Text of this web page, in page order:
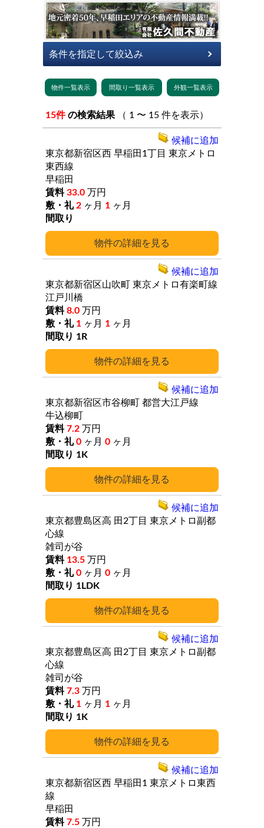
15件 の検索結果 （ 1 〜 15 件を表示）
詳細
東京都新宿区西 早稲田1丁目 東京メトロ
東西線
早稲田
33.0 万円
2 ヶ月 1 ヶ月
候補に追加
詳細
東京都新宿区山吹町 東京メトロ有楽町線
江戸川橋
8.0 万円
1 ヶ月 1 ヶ月
1R
候補に追加
詳細
東京都新宿区市谷柳町 都営大江戸線
牛込柳町
7.2 万円
0 ヶ月 0 ヶ月
1K
候補に追加
詳細
東京都豊島区高 田2丁目 東京メトロ副都
心線
雑司が谷
13.5 万円
0 ヶ月 0 ヶ月
1LDK
候補に追加
詳細
東京都豊島区高 田2丁目 東京メトロ副都
心線
雑司が谷
7.3 万円
1 ヶ月 1 ヶ月
1K
候補に追加
東京都新宿区西 早稲田1 東京メトロ東西
線
早稲田
7.5 万円
候補に追加